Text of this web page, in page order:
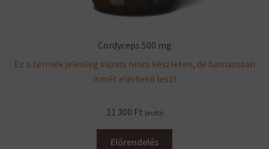
Cordyceps 500 mg
Ez a termék jelenleg sajnos nincs készleten, de hamarosan
ismét elérhető lesz!
11 300 Ft bruttó
Előrendelés